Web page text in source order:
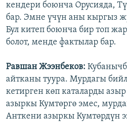
кендери боюнча Орусияда,
бар. Эмне үчүн аны кыргыз
Бул китеп боюнча бир топ
болот, менде фактылар бар.
Равшан Жээнбеков:
айтканы туура. Мурдагы
кетирген көп каталарды
азыркы Кумтөргө эмес,
Анткени азыркы Кумтөрдүн